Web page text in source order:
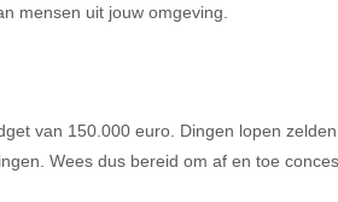
mensen uit jouw omgeving.
van 150.000 euro. Dingen lopen zelden
Wees dus bereid om af en toe